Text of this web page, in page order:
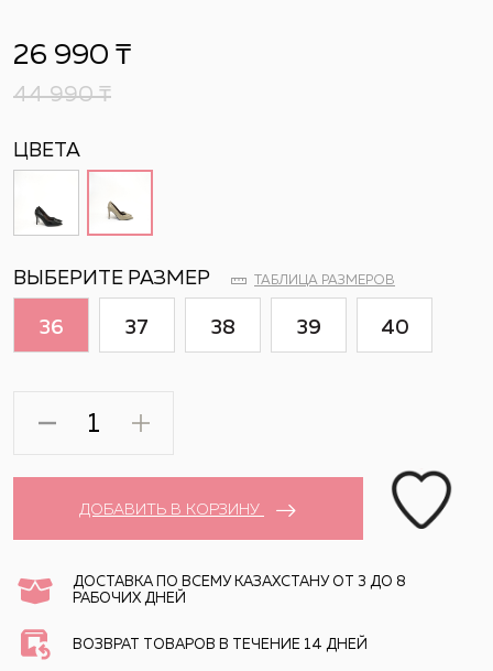
26 990 ₸
44 990₸
ЦВЕТА
ВЫБЕРИТЕ РАЗМЕР ТАБЛИЦА РАЗМЕРОВ
36 37 38 39 40
ДОБАВИТЬ В КОРЗИНУ
ДОСТАВКА ПО ВСЕМУ КАЗАХСТАНУ ОТ 3 ДО 8
РАБОЧИХ ДНЕЙ
ВОЗВРАТ ТОВАРОВ В ТЕЧЕНИЕ 14 ДНЕЙ